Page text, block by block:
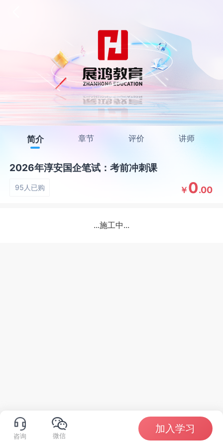
简介 章节 评价 讲师
2026年淳安国企笔试：考前冲刺课
95人已购 ￥ 0.00
...施工中...
咨询 微信
加入学习